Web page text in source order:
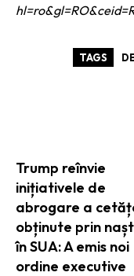
Trump reînvie
inițiativele de
abrogare a
obținute prin
în SUA: A emis noi
ordine executive
TAGS